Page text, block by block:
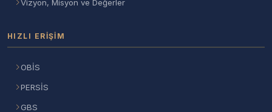
Vizyon, Misyon ve Değerler
HIZLI ERIŞIM
OBİS
PERSİS
GBS